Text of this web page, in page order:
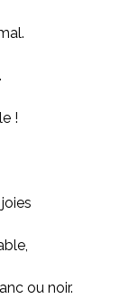
!
ou noir.